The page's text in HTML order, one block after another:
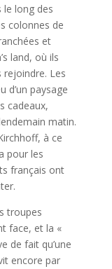
le long des
colonnes de
et
land, où ils
rejoindre. Les
d’un paysage
cadeaux,
matin.
à ce
pour les
français ont
troupes
face, et la «
de fait qu’une
encore par